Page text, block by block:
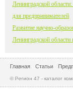
Ленинградской
для предпринимателей
Развитие научно-
Ленинградской
Главная Статьи
© Регион 47 - каталог